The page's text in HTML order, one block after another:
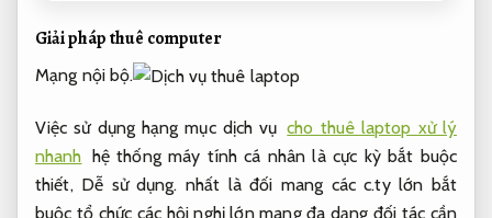
Giải pháp thuê computer
Mạng nội bộ.
Việc sử dụng hạng mục dịch vụ cho thuê laptop xử lý
nhanh hệ thống máy tính cá nhân là cực kỳ bắt buộc
thiết, Dễ sử dụng. nhất là đối mang các c.ty lớn bắt
buộc tổ chức các hội nghị lớn mang đa dạng đối tác cần